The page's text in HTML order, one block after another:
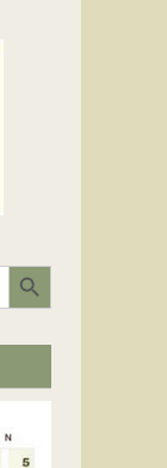
Search Button